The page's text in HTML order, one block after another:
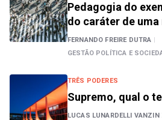
Pedagogia do
do caráter de uma
FERNANDO FREIRE DUTRA |
GESTÃO POLÍTICA E
TRÊS PODERES
Supremo, qual o
LUCAS LUNARDELLI VANZIN